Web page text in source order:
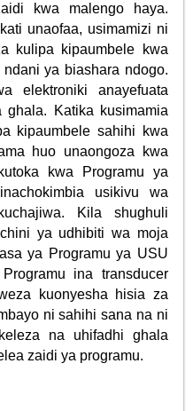
kwa malengo haya.
unaofaa, usimamizi ni
kulipa kipaumbele kwa
ya biashara ndogo.
elektroniki anayefuata
Katika kusimamia
kipaumbele sahihi kwa
huo unaongoza kwa
kwa Programu ya
usikivu wa
Kila shughuli
ya udhibiti wa moja
ya Programu ya USU
ina transducer
kuonyesha hisia za
ni sahihi sana na ni
na uhifadhi ghala
zaidi ya programu.